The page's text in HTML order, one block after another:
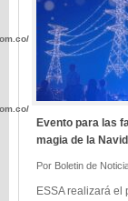
Evento para las
magia de la
Por Boletin de
ESSA realizará el
wp-
wp-